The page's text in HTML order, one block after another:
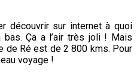
découvrir sur internet à quoi
Ça a l’air très joli ! Mais
de Ré est de 2 800 kms. Pour
voyage !